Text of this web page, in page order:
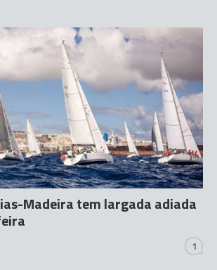
Madeira tem largada adiada
1